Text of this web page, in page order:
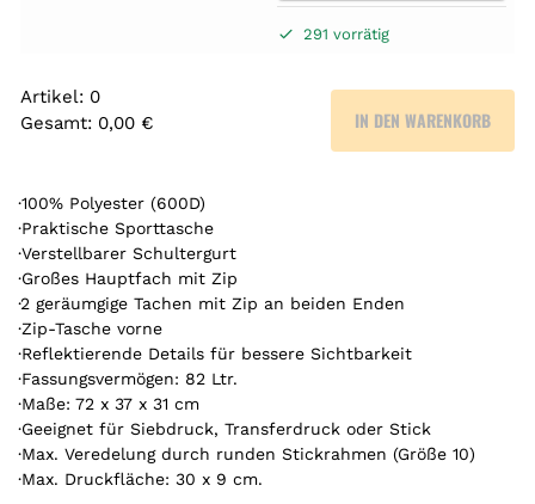
291 vorrätig
Artikel: 0
Gesamt: 0,00 €
r
t
i
k
e
l
.
Y
o
u
r
t
IN DEN WARENKORB
·100% Polyester (600D)
·Praktische Sporttasche
·Verstellbarer Schultergurt
·Großes Hauptfach mit Zip
·2 geräumgige Tachen mit Zip an beiden Enden
·Zip-Tasche vorne
·Reflektierende Details für bessere Sichtbarkeit
·Fassungsvermögen: 82 Ltr.
·Maße: 72 x 37 x 31 cm
·Geeignet für Siebdruck, Transferdruck oder Stick
·Max. Veredelung durch runden Stickrahmen (Größe 10)
·Max. Druckfläche: 30 x 9 cm.